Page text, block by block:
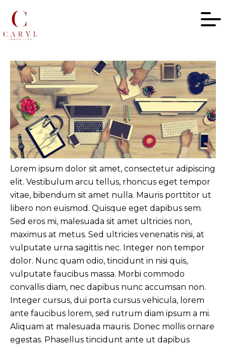
Lorem ipsum dolor sit amet, consectetur adipiscing
elit. Vestibulum arcu tellus, rhoncus eget tempor
vitae, bibendum sit amet nulla. Mauris porttitor ut
libero non euismod. Quisque eget dapibus sem.
Sed eros mi, malesuada sit amet ultricies non,
maximus at metus. Sed ultricies venenatis nisi, at
vulputate urna sagittis nec. Integer non tempor
dolor. Nunc quam odio, tincidunt in nisi quis,
vulputate faucibus massa. Morbi commodo
convallis diam, nec dapibus nunc accumsan non.
Integer cursus, dui porta cursus vehicula, lorem
ante faucibus lorem, sed rutrum diam ipsum a mi.
Aliquam at malesuada mauris. Donec mollis ornare
egestas. Phasellus tincidunt ante ut dapibus